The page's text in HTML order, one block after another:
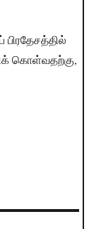
கொள்வதற்கு,